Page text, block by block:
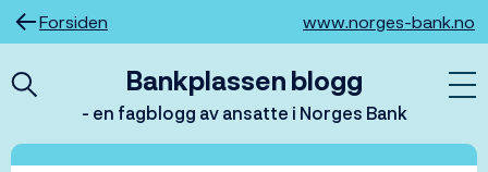
Hopp
til
Forsiden www.norges-bank.no
Bankplassen blogg
- en fagblogg av ansatte i Norges Bank